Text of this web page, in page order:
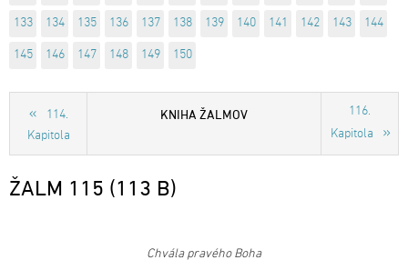
133 134 135 136 137 138 139 140 141 142 143 144
145 146 147 148 149 150
114.
Kapitola
KNIHA ŽALMOV
116.
Kapitola
ŽALM 115 (113 B)
Chvála pravého Boha